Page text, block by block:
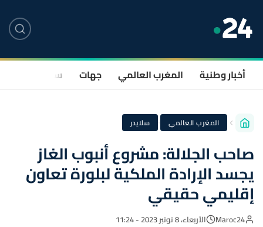
أخبار وطنية المغرب العالمي جهات سياسة
المغرب العالمي · سلايدر
صاحب الجلالة: مشروع أنبوب الغاز
يجسد الإرادة الملكية لبلورة تعاون
إقليمي حقيقي
Maroc24 الأربعاء، 8 نونبر 2023 - 11:24